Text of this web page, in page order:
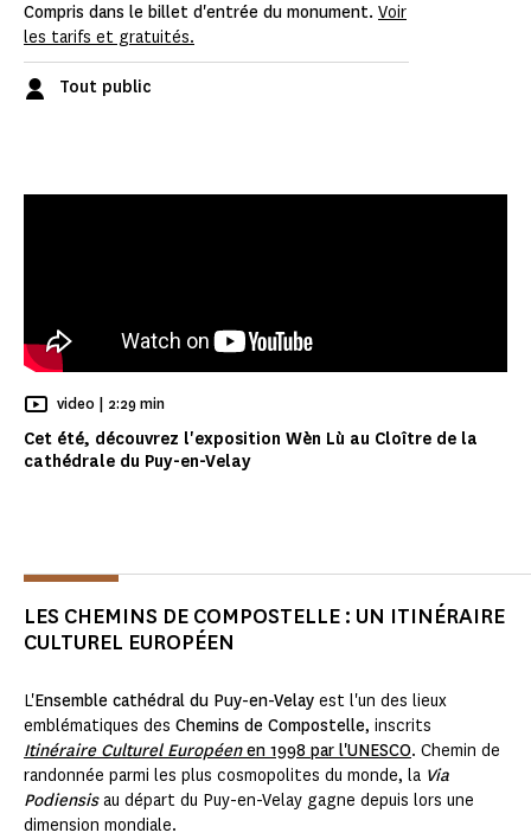
Compris dans le billet d'entrée du monument. Voir
les tarifs et gratuités.
Tout public
Cet été, découvrez l'exposition Wèn Lù au Cloître de la
cathédrale du Puy-en-Velay
video | Temps de Lecture
2:29 min
LES CHEMINS DE COMPOSTELLE : UN ITINÉRAIRE
CULTUREL EUROPÉEN
L'Ensemble cathédral du Puy-en-Velay est l'un des lieux
emblématiques des Chemins de Compostelle, inscrits
Itinéraire Culturel Européenen 1998 par l'UNESCO. Chemin de
randonnée parmi les plus cosmopolites du monde, la Via
Podiensisau départ du Puy-en-Velay gagne depuis lors une
dimension mondiale.